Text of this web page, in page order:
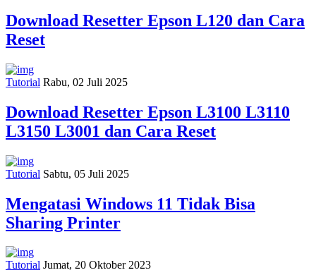
Download Resetter Epson L120 dan Cara
Reset
Tutorial Rabu, 02 Juli 2025
Download Resetter Epson L3100 L3110
L3150 L3001 dan Cara Reset
Tutorial Sabtu, 05 Juli 2025
Mengatasi Windows 11 Tidak Bisa
Sharing Printer
Tutorial Jumat, 20 Oktober 2023